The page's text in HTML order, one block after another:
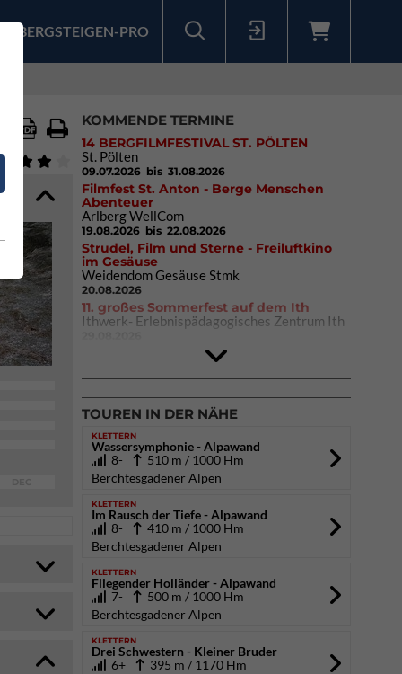
BERGSTEIGEN-PRO
KOMMENDE TERMINE
14 BERGFILMFESTIVAL ST. PÖLTEN
St. Pölten
09.07.2026 bis 31.08.2026
Filmfest St. Anton - Berge Menschen
Abenteuer
Arlberg WellCom
19.08.2026 bis 22.08.2026
Strudel, Film und Sterne - Freiluftkino
im Gesäuse
Weidendom Gesäuse Stmk
20.08.2026
11. großes Sommerfest auf dem Ith
Ithwerk- Erlebnispädagogisches Zentrum Ith
DAV Kletter- & Boulderzentrum München
Süd (Thalkirchen)
TOUREN IN DER NÄHE
KLETTERN
Wassersymphonie - Alpawand
8-
510 m / 1000 Hm
Berchtesgadener Alpen
KLETTERN
Im Rausch der Tiefe - Alpawand
8-
410 m / 1000 Hm
Berchtesgadener Alpen
KLETTERN
Fliegender Holländer - Alpawand
7-
500 m / 1000 Hm
Berchtesgadener Alpen
KLETTERN
Drei Schwestern - Kleiner Bruder
6+
395 m / 1170 Hm